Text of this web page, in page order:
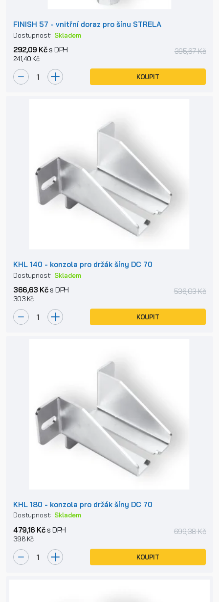
FINISH 57 - vnitřní doraz pro šínu STRELA
Dostupnost: Skladem
292,09 Kčs DPH
241,40 Kč
395,67 Kč
KOUPIT
KHL 140 - konzola pro držák šíny DC 70
Dostupnost: Skladem
366,63 Kčs DPH
303 Kč
536,03 Kč
KOUPIT
KHL 180 - konzola pro držák šíny DC 70
Dostupnost: Skladem
479,16 Kčs DPH
396 Kč
699,38 Kč
KOUPIT